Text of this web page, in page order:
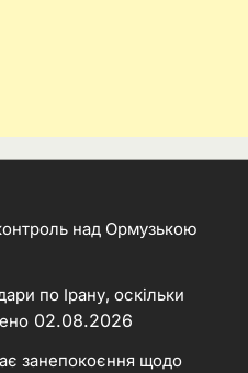
над Ормузькою
по Ірану, оскільки
02.08.2026
занепокоєння щодо